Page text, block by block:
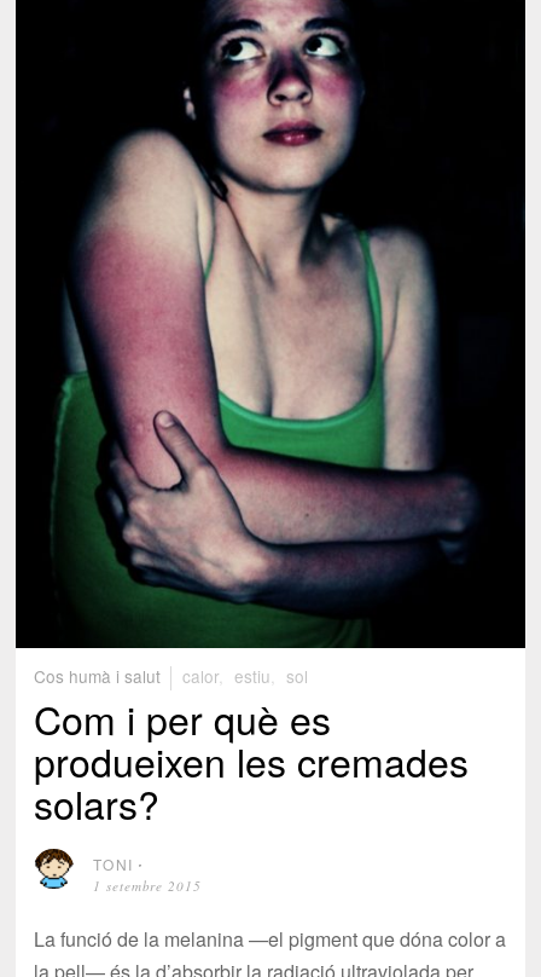
Cos humà i salut calor estiu sol
Com i per què es
produeixen les cremades
solars?
TONI ⋅
1 setembre 2015
La funció de la melanina —el pigment que dóna color a